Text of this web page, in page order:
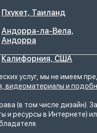
Пхукет, Таиланд
Андорра-ла-Вела,
Андорра
Калифорния, США
услуг, мы не имеем
видеоматериалы и
(в том числе дизайн).
и ресурсы в Интернете)